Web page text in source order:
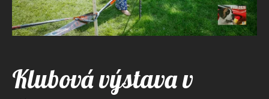
Klubová výstava v